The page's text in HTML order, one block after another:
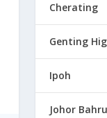
Cherating
Genting
Ipoh
Johor Bahru